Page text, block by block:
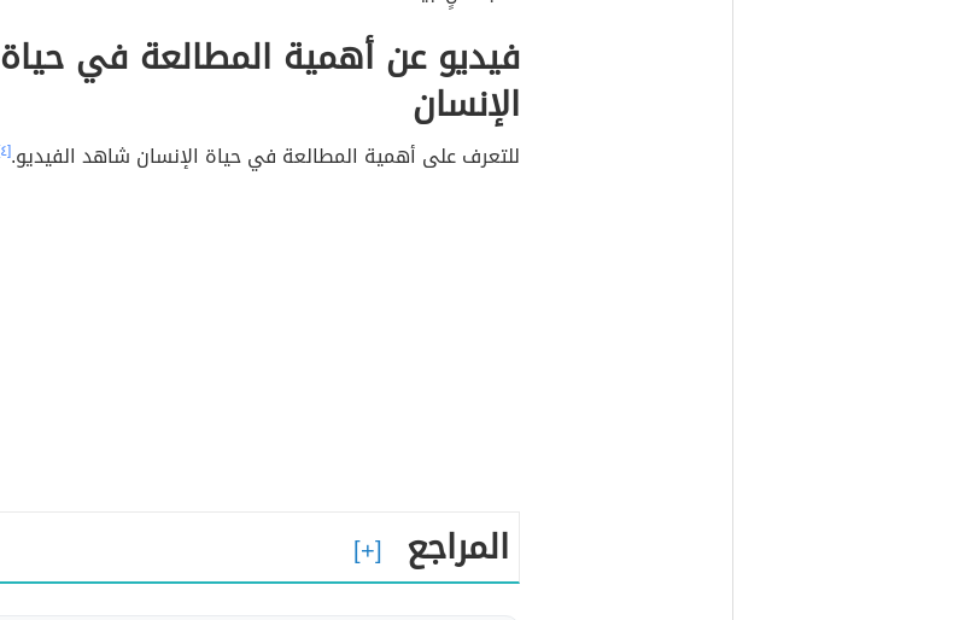
فيديو عن أهمية المطالعة في حياة
الإنسان
للتعرف على أهمية المطالعة في حياة الإنسان شاهد الفيديو.[٤]
المراجع